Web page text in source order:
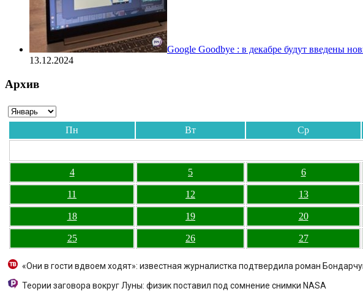
Google Goodbye : в декабре будут введены
13.12.2024
Архив
Пн Вт Ср
4 5 6
11 12 13
18 19 20
25 26 27
«Они в гости вдвоем ходят»: известная журналистка подтвердила роман
Теории заговора вокруг Луны: физик поставил под сомнение снимки NASA